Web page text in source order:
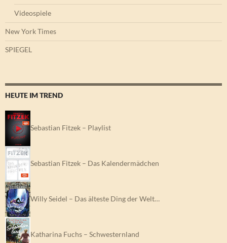
Videospiele
New York Times
SPIEGEL
HEUTE IM TREND
Sebastian Fitzek – Playlist
Sebastian Fitzek – Das Kalendermädchen
Willy Seidel – Das älteste Ding der Welt…
Katharina Fuchs – Schwesternland